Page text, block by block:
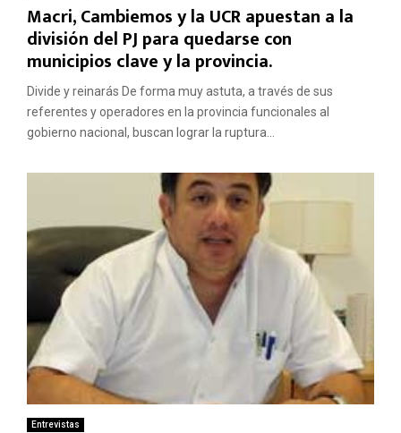
Macri, Cambiemos y la UCR apuestan a la
división del PJ para quedarse con
municipios clave y la provincia.
Divide y reinarás De forma muy astuta, a través de sus
referentes y operadores en la provincia funcionales al
gobierno nacional, buscan lograr la ruptura...
Entrevistas